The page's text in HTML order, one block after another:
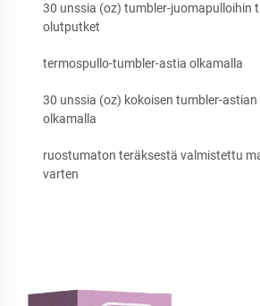
30 unssia (oz) tumbler-juomapulloihin
olutputket
termospullo-tumbler-astia olkamalla
30 unssia (oz) kokoisen tumbler-astian
olkamalla
ruostumaton teräksestä valmistettu
varten